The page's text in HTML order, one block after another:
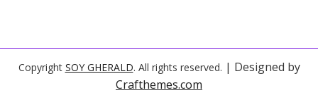
Copyright SOY GHERALD. All rights reserved. | Designed by
Crafthemes.com